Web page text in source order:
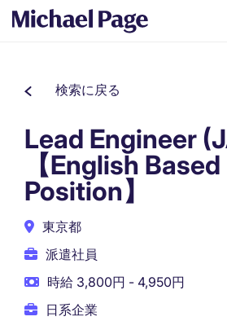
検索に戻る
Lead Engineer
【English Based
Position】
東京都
派遣社員
時給 3,800円 - 4,950円
日系企業